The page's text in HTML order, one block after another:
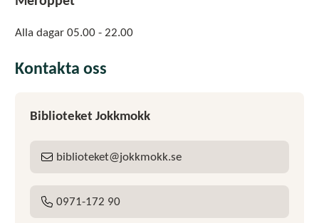
Alla dagar 05.00 - 22.00
Kontakta oss
Biblioteket Jokkmokk
biblioteket jokkmokk se
0971-172 90